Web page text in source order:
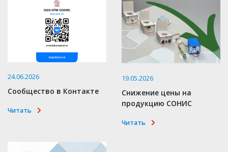
24.06.2026
Сообщество в Контакте
Читать
19.05.2026
Снижение цены на
продукцию СОНИС
Читать